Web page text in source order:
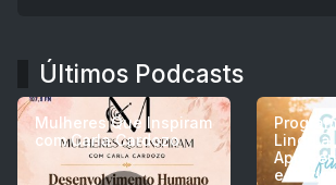
Últimos Podcasts
Mulheres Que Inspiram
com Carla Cardozo
Linda a
e